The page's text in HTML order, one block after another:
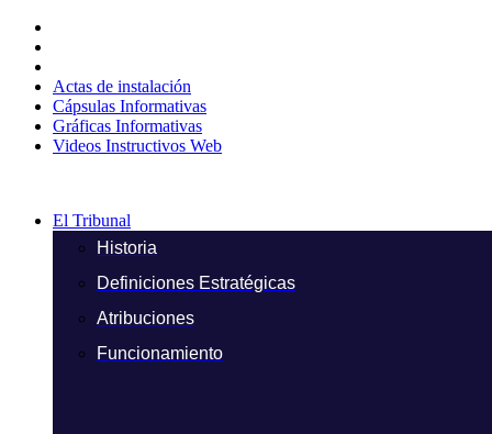
contenido
Actas de instalación
Cápsulas Informativas
Gráficas Informativas
Videos Instructivos Web
El Tribunal
Historia
Definiciones Estratégicas
Atribuciones
Funcionamiento